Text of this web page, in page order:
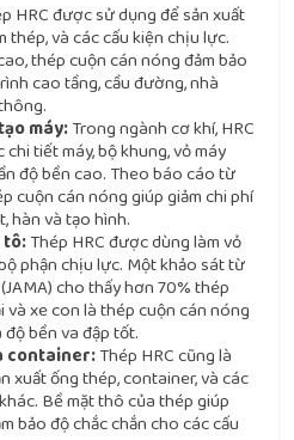
HRC được sử dụng để sản xuất
thép, và các cấu kiện chịu lực.
thép cuộn cán nóng đảm bảo
cao tầng, cầu đường, nhà
máy:Trong ngành cơ khí, HRC
tiết máy, bộ khung, vỏ máy
độ bền cao. Theo báo cáo từ
cuộn cán nóng giúp giảm chi phí
hàn và tạo hình.
tô:Thép HRC được dùng làm vỏ
phận chịu lực. Một khảo sát từ
cho thấy hơn 70% thép
xe con là thép cuộn cán nóng
bền va đập tốt.
container:Thép HRC cũng là
xuất ống thép, container, và các
Bề mặt thô của thép giúp
bảo độ chắc chắn cho các cấu